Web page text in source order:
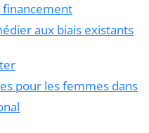
financement
aux biais existants
pour les femmes dans